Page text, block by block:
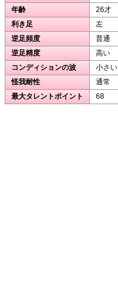
年齢
26才
利き足
左
逆足頻度
普通
逆足精度
高い
コンディションの波
小さい
怪我耐性
通常
最大タレントポイント
68